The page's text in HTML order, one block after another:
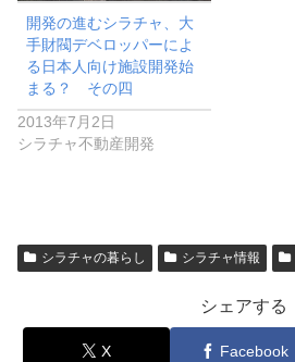
開発の進むシラチャ、大
手財閥デベロッパーによ
る日本人向け施設開発始
まる？ その四
2013年7月2日
シラチャ不動産開発
シラチャの暮らし シラチャ情報
シェアする
X Facebook